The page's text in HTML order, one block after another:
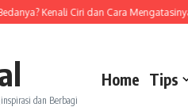
Kenali Ciri dan Cara Mengatasinya
dan Berbagi
Home Tips